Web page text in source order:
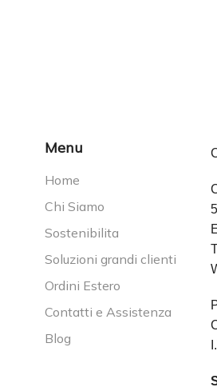
Menu
Home
Chi Siamo
Sostenibilita
Soluzioni grandi clienti
Ordini Estero
Contatti e Assistenza
Blog